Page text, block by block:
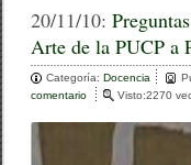
c
e
b
o
tt
er p
20/11/10:
Arte de la PUCP a
Categoría:Docencia
comentario
Visto:2270